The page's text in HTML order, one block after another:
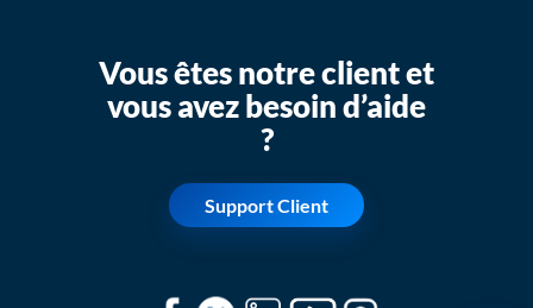
Vous êtes notre client et
vous avez besoin d’aide
?
Support Client